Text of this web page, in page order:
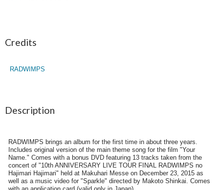
Credits
RADWIMPS
Description
RADWIMPS brings an album for the first time in about three years.
Includes original version of the main theme song for the film "Your
Name." Comes with a bonus DVD featuring 13 tracks taken from the
concert of "10th ANNIVERSARY LIVE TOUR FINAL RADWIMPS no
Hajimari Hajimari" held at Makuhari Messe on December 23, 2015 as
well as a music video for "Sparkle" directed by Makoto Shinkai. Comes